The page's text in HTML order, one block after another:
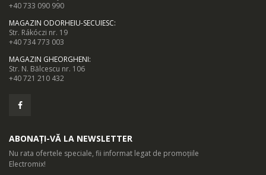
+40 733 090 990
MAGAZIN ODORHEIU-SECUIESC:
Str. Rákóczi nr. 19
+40 734 773 003
MAGAZIN GHEORGHENI:
Str. N. Bălcescu nr. 106
+40 721 210 432
ABONAȚI-VĂ LA NEWSLETTER
Nu rata ofertele speciale, fii informat legat de promoțiile
Electromix!